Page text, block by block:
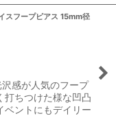
スフープピアス 15mm径
感が人気のフープ
打ちつけた様な凹凸
ベントにもデイリー